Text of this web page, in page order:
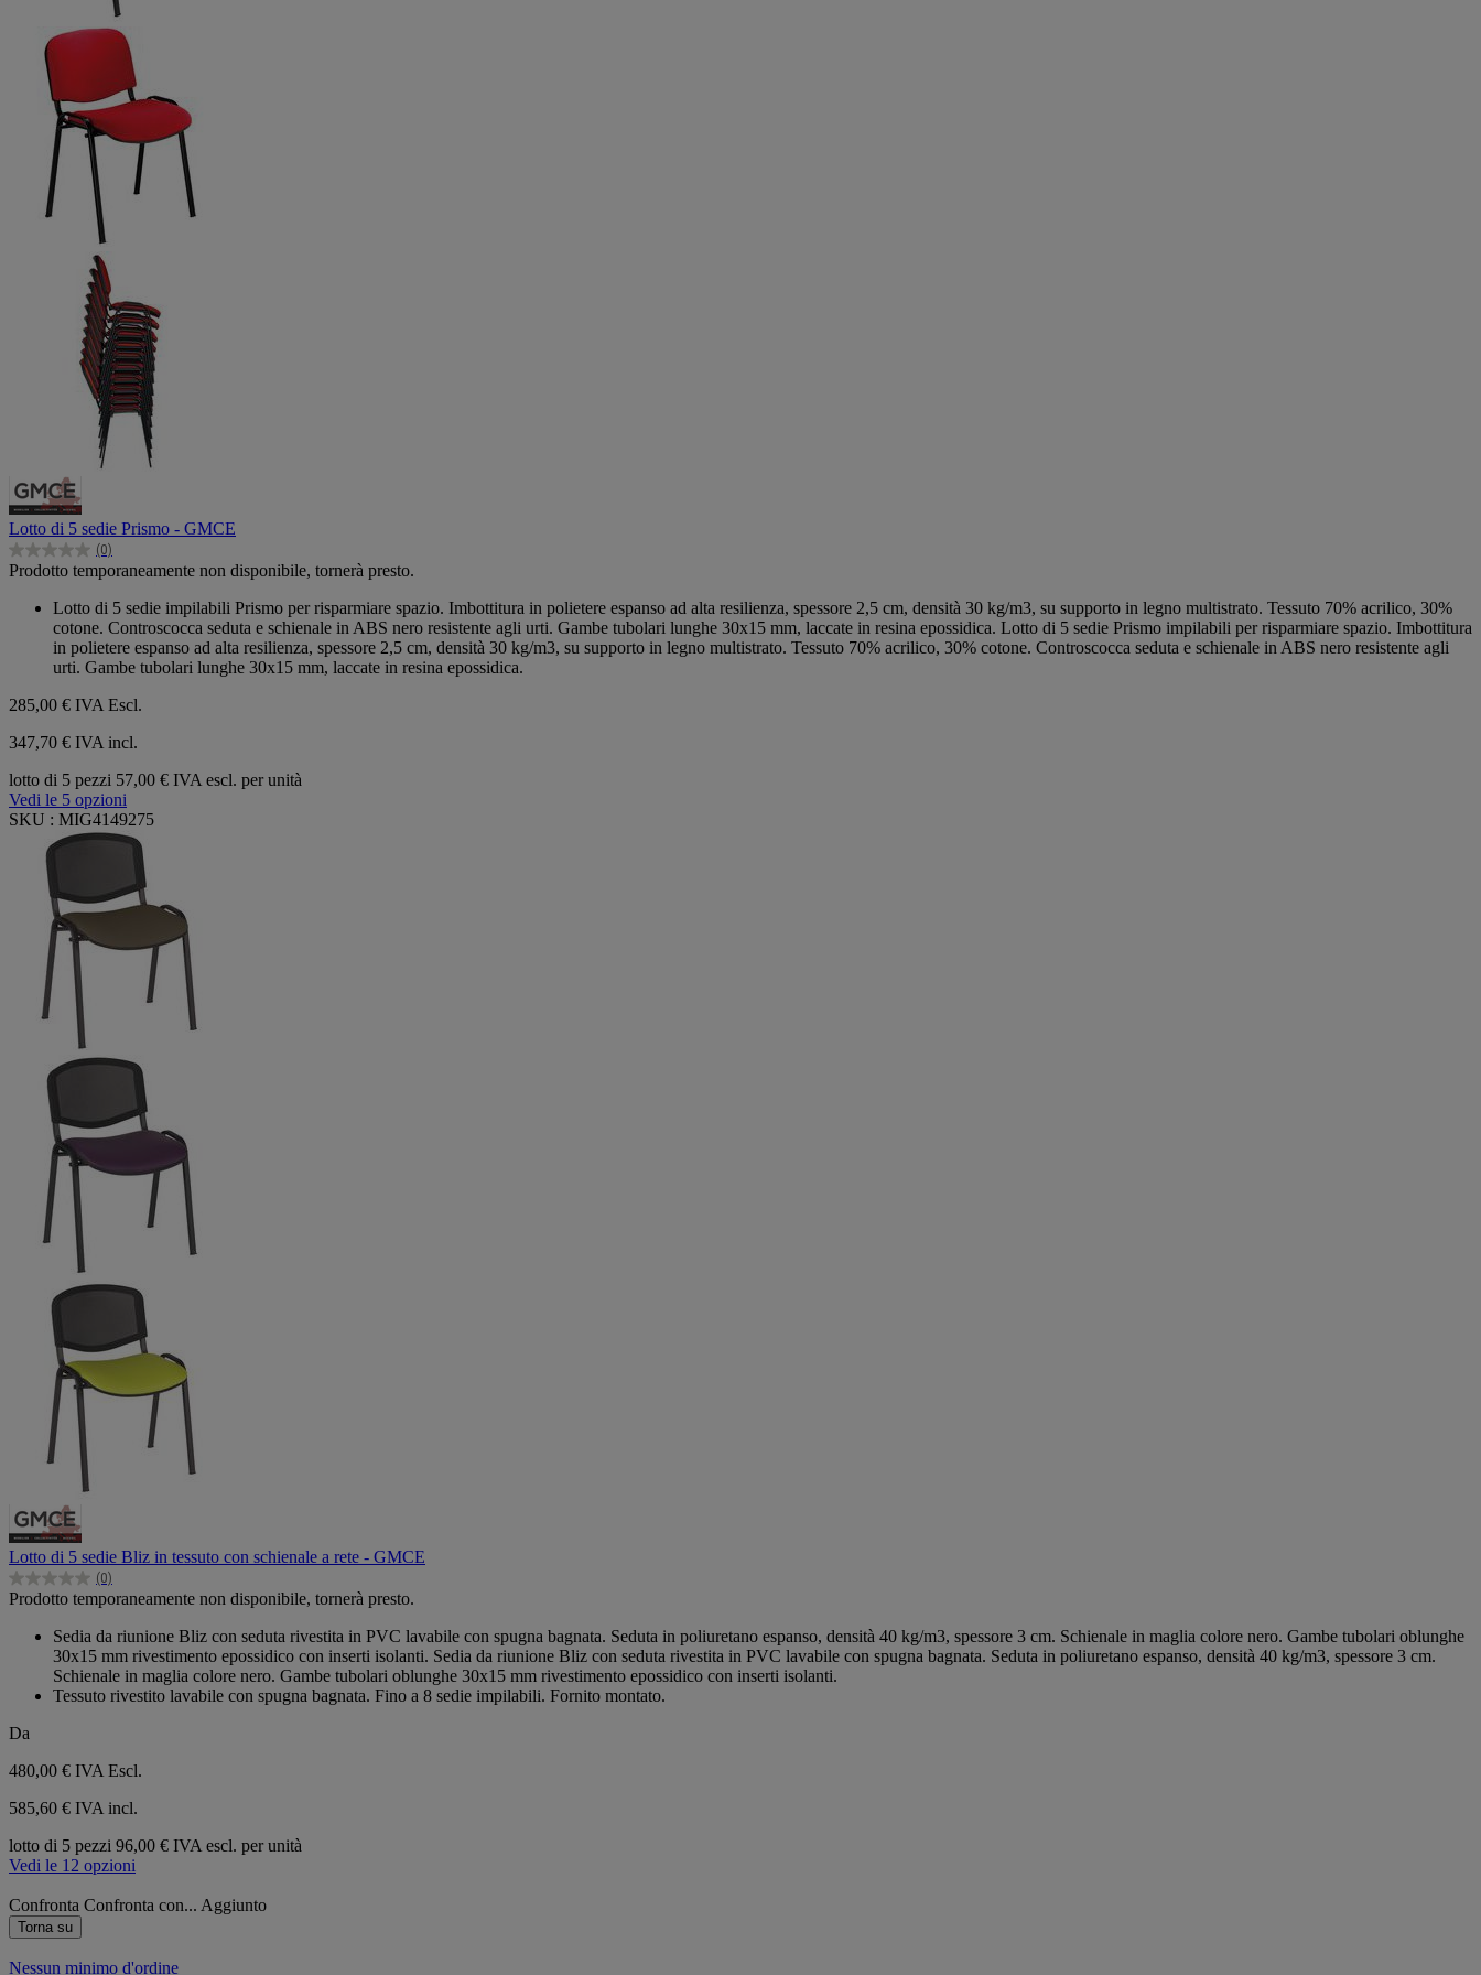
Lotto di 5 sedie Prismo - GMCE
(0)
0.0
su
Prodotto temporaneamente non disponibile, tornerà presto.
Lotto di 5 sedie impilabili Prismo per risparmiare spazio. Imbottitura in polietere espanso ad alta resilienza, spessore 2,5 cm, densità 30 kg/m3, su supporto in legno multistrato. Tessuto 70% acrilico, 30%
cotone. Controscocca seduta e schienale in ABS nero resistente agli urti. Gambe tubolari lunghe 30x15 mm, laccate in resina epossidica. Lotto di 5 sedie Prismo impilabili per risparmiare spazio. Imbottitura
in polietere espanso ad alta resilienza, spessore 2,5 cm, densità 30 kg/m3, su supporto in legno multistrato. Tessuto 70% acrilico, 30% cotone. Controscocca seduta e schienale in ABS nero resistente agli
urti. Gambe tubolari lunghe 30x15 mm, laccate in resina epossidica.
285,00 € IVA Escl.
347,70 € IVA incl.
lotto di 5 pezzi 57,00 € IVA escl. per unità
Vedi le 5 opzioni
SKU : MIG4149275
Lotto di 5 sedie Bliz in tessuto con schienale a rete - GMCE
(0)
0.0
su
Prodotto temporaneamente non disponibile, tornerà presto.
Sedia da riunione Bliz con seduta rivestita in PVC lavabile con spugna bagnata. Seduta in poliuretano espanso, densità 40 kg/m3, spessore 3 cm. Schienale in maglia colore nero. Gambe tubolari oblunghe
30x15 mm rivestimento epossidico con inserti isolanti. Sedia da riunione Bliz con seduta rivestita in PVC lavabile con spugna bagnata. Seduta in poliuretano espanso, densità 40 kg/m3, spessore 3 cm.
Schienale in maglia colore nero. Gambe tubolari oblunghe 30x15 mm rivestimento epossidico con inserti isolanti.
Tessuto rivestito lavabile con spugna bagnata. Fino a 8 sedie impilabili. Fornito montato.
Da
480,00 € IVA Escl.
585,60 € IVA incl.
lotto di 5 pezzi 96,00 € IVA escl. per unità
Vedi le 12 opzioni
Confronta Confronta con... Aggiunto
Torna su
Nessun minimo d'ordine